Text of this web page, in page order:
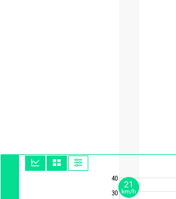
40
30
21
km/h